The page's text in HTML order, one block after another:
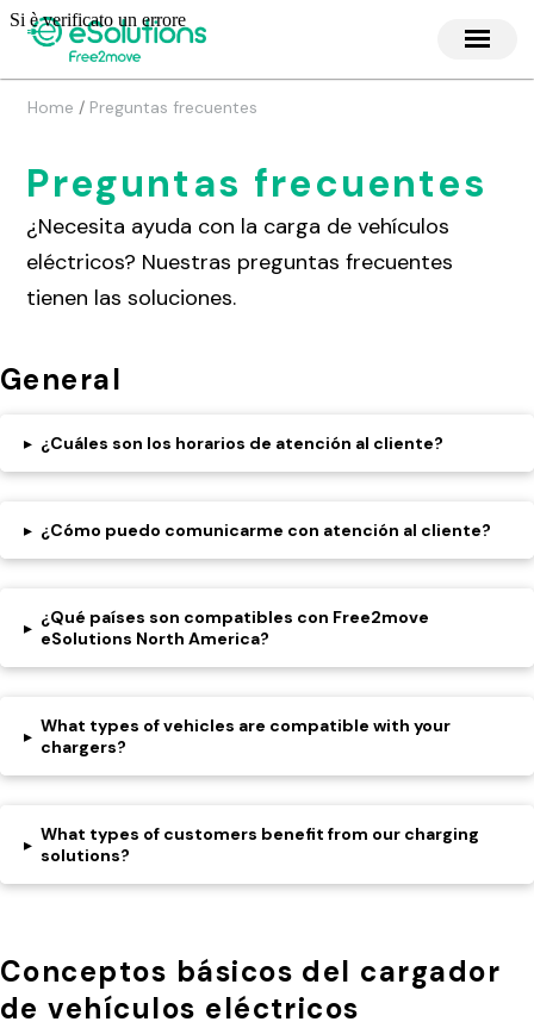
Home / Preguntas frecuentes
Preguntas frecuentes
¿Necesita ayuda con la carga de vehículos
eléctricos? Nuestras preguntas frecuentes
tienen las soluciones.
General
▸ ¿Cuáles son los horarios de atención al cliente?
▸ ¿Cómo puedo comunicarme con atención al cliente?
▸ ¿Qué países son compatibles con Free2move
eSolutions North America?
▸ What types of vehicles are compatible with your
chargers?
▸ What types of customers benefit from our charging
solutions?
Conceptos básicos del cargador
de vehículos eléctricos